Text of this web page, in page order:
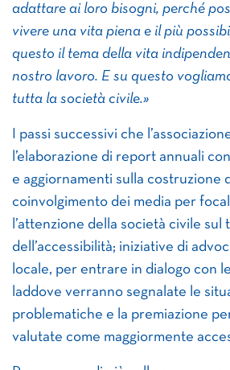
adattare ai loro bisogni, perché
vivere una vita piena e il più
questo il tema della vita
nostro lavoro. E su questo
tutta la società civile.»
I passi successivi che
l’elaborazione di report annuali
e aggiornamenti sulla costruzione
coinvolgimento dei media per
l’attenzione della società civile sul
dell’accessibilità; iniziative di
locale, per entrare in dialogo con
laddove verranno segnalate le
problematiche e la premiazione
valutate come maggiormente